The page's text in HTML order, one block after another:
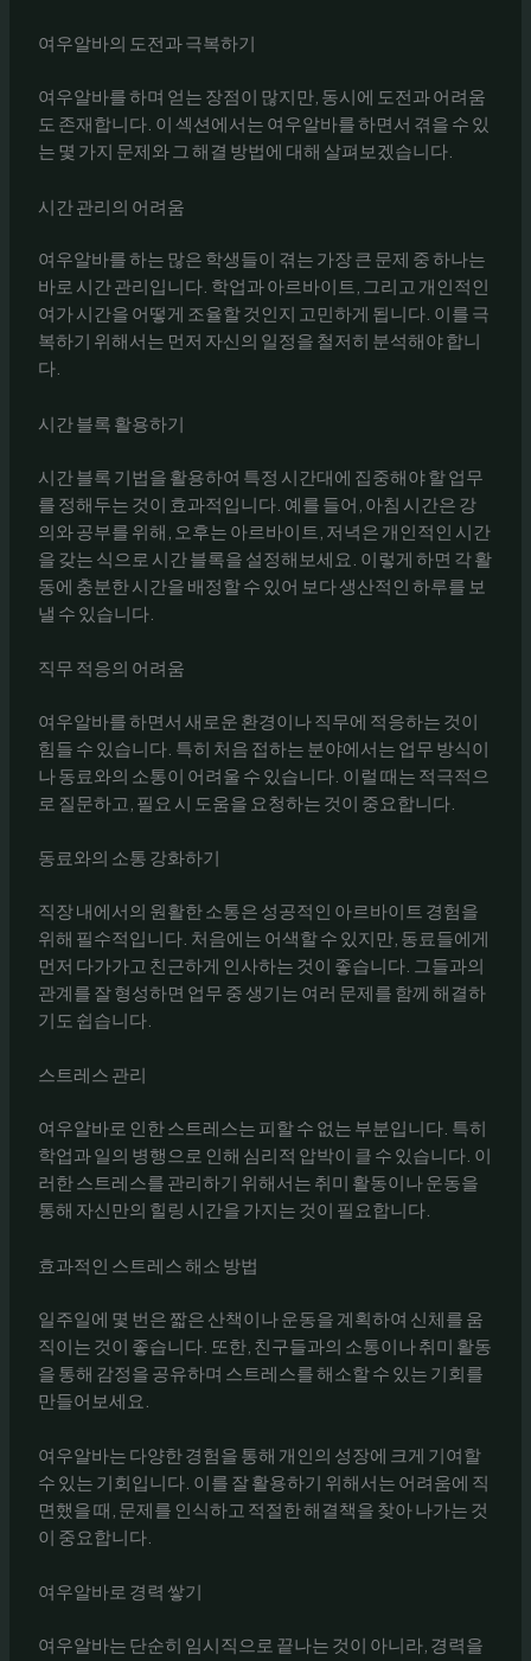
여우알바의 도전과 극복하기
여우알바를 하며 얻는 장점이 많지만, 동시에 도전과 어려움
도 존재합니다. 이 섹션에서는 여우알바를 하면서 겪을 수 있
는 몇 가지 문제와 그 해결 방법에 대해 살펴보겠습니다.
시간 관리의 어려움
여우알바를 하는 많은 학생들이 겪는 가장 큰 문제 중 하나는
바로 시간 관리입니다. 학업과 아르바이트, 그리고 개인적인
여가 시간을 어떻게 조율할 것인지 고민하게 됩니다. 이를 극
복하기 위해서는 먼저 자신의 일정을 철저히 분석해야 합니
다.
시간 블록 활용하기
시간 블록 기법을 활용하여 특정 시간대에 집중해야 할 업무
를 정해두는 것이 효과적입니다. 예를 들어, 아침 시간은 강
의와 공부를 위해, 오후는 아르바이트, 저녁은 개인적인 시간
을 갖는 식으로 시간 블록을 설정해보세요. 이렇게 하면 각 활
동에 충분한 시간을 배정할 수 있어 보다 생산적인 하루를 보
낼 수 있습니다.
직무 적응의 어려움
여우알바를 하면서 새로운 환경이나 직무에 적응하는 것이
힘들 수 있습니다. 특히 처음 접하는 분야에서는 업무 방식이
나 동료와의 소통이 어려울 수 있습니다. 이럴 때는 적극적으
로 질문하고, 필요 시 도움을 요청하는 것이 중요합니다.
동료와의 소통 강화하기
직장 내에서의 원활한 소통은 성공적인 아르바이트 경험을
위해 필수적입니다. 처음에는 어색할 수 있지만, 동료들에게
먼저 다가가고 친근하게 인사하는 것이 좋습니다. 그들과의
관계를 잘 형성하면 업무 중 생기는 여러 문제를 함께 해결하
기도 쉽습니다.
스트레스 관리
여우알바로 인한 스트레스는 피할 수 없는 부분입니다. 특히
학업과 일의 병행으로 인해 심리적 압박이 클 수 있습니다. 이
러한 스트레스를 관리하기 위해서는 취미 활동이나 운동을
통해 자신만의 힐링 시간을 가지는 것이 필요합니다.
효과적인 스트레스 해소 방법
일주일에 몇 번은 짧은 산책이나 운동을 계획하여 신체를 움
직이는 것이 좋습니다. 또한, 친구들과의 소통이나 취미 활동
을 통해 감정을 공유하며 스트레스를 해소할 수 있는 기회를
만들어보세요.
여우알바는 다양한 경험을 통해 개인의 성장에 크게 기여할
수 있는 기회입니다. 이를 잘 활용하기 위해서는 어려움에 직
면했을 때, 문제를 인식하고 적절한 해결책을 찾아 나가는 것
이 중요합니다.
여우알바로 경력 쌓기
여우알바는 단순히 임시직으로 끝나는 것이 아니라, 경력을